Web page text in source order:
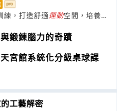
練，打造舒適運動空間，培養孩
鍛鍊腦力的奇蹟
宮館系統化分級桌球課
工藝解密